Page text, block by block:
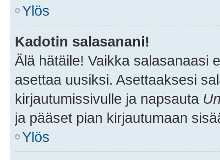
Ylös
Kadotin salasanani!
Älä hätäile! Vaikka salasanaasi
asettaa uusiksi. Asettaaksesi
kirjautumissivulle ja napsauta
ja pääset pian kirjautumaan
Ylös